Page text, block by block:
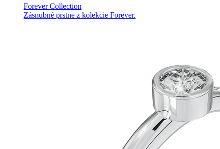
Forever Collection
Zásnubné prstne z kolekcie Forever.